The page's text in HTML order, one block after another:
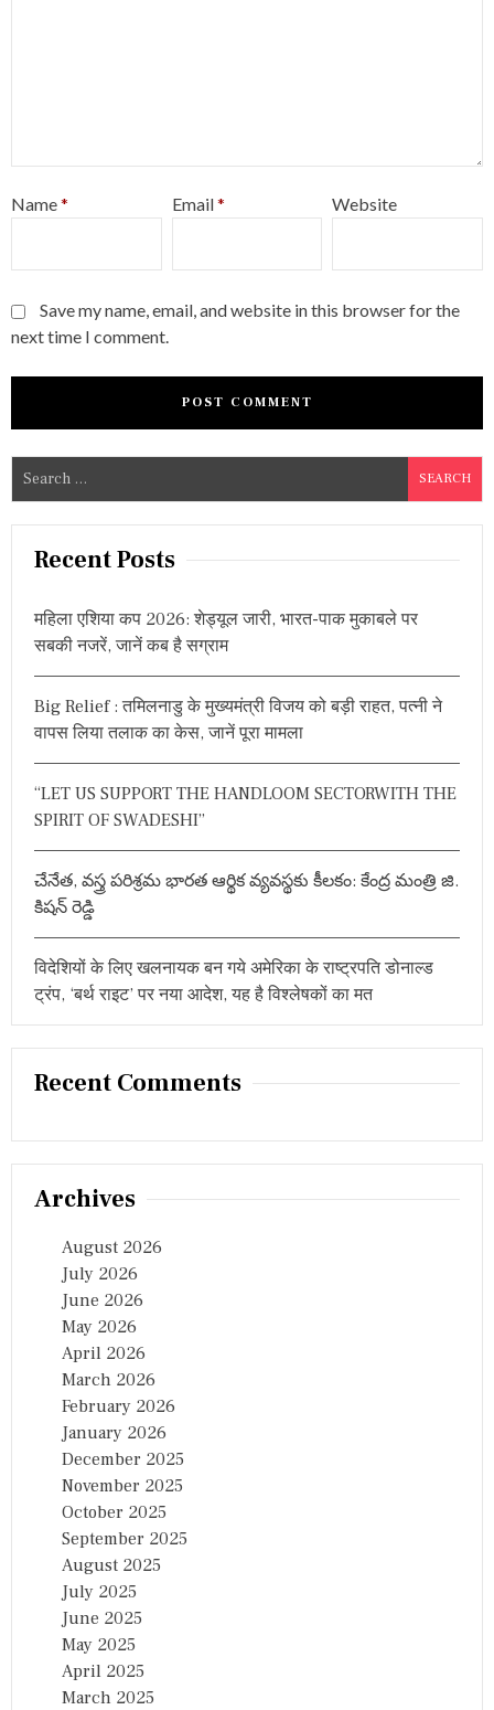
Name* Email* Website
Save my name, email, and website in this browser for the
next time I comment.
a
Recent Posts
महिला एशिया कप 2026: शेड्यूल जारी, भारत-पाक मुकाबले पर
सबकी नजरें, जानें कब है सग्राम
Big Relief : तमिलनाडु के मुख्यमंत्री विजय को बड़ी राहत, पत्नी ने
वापस लिया तलाक का केस, जानें पूरा मामला
“LET US SUPPORT THE HANDLOOM SECTORWITH THE
SPIRIT OF SWADESHI”
చేనేత, వస్త్ర పరిశ్రమ భారత ఆర్థిక వ్యవస్థకు కీలకం: కేంద్ర మంత్రి జి.
కిషన్ రెడ్డి
विदेशियों के लिए खलनायक बन गये अमेरिका के राष्ट्रपति डोनाल्ड
ट्रंप, ‘बर्थ राइट’ पर नया आदेश, यह है विश्लेषकों का मत
Recent Comments
Archives
August 2026
July 2026
June 2026
May 2026
April 2026
March 2026
February 2026
January 2026
December 2025
November 2025
October 2025
September 2025
August 2025
July 2025
June 2025
May 2025
April 2025
March 2025